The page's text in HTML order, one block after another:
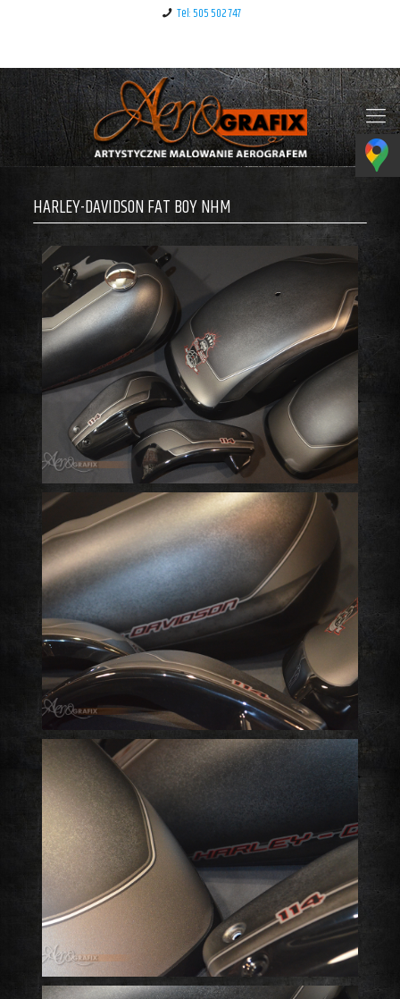
Tel: 505 502 747
HARLEY-DAVIDSON FAT BOY NHM